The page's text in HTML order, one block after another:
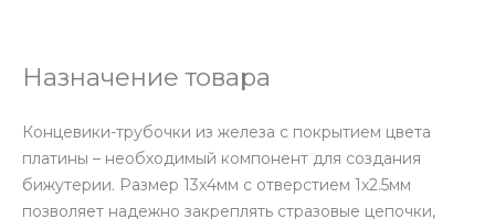
Назначение товара
Концевики-трубочки из железа с покрытием цвета
платины – необходимый компонент для создания
бижутерии. Размер 13х4мм с отверстием 1х2.5мм
позволяет надежно закреплять стразовые цепочки,